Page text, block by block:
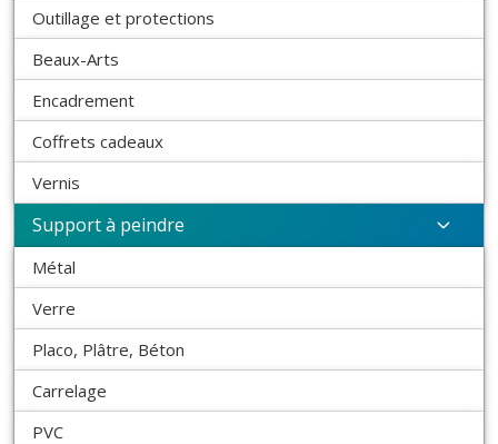
Outillage et protections
Beaux-Arts
Encadrement
Coffrets cadeaux
Vernis
Support à peindre
Métal
Verre
Placo, Plâtre, Béton
Carrelage
PVC